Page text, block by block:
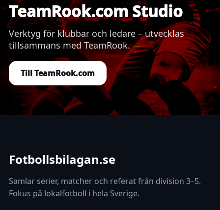
TeamRook.com Studio
Verktyg för klubbar och ledare – utvecklas
tillsammans med TeamRook.
Till TeamRook.com
Fotbollsbilagan.se
Samlar serier, matcher och referat från division 3–5.
Fokus på lokalfotboll i hela Sverige.